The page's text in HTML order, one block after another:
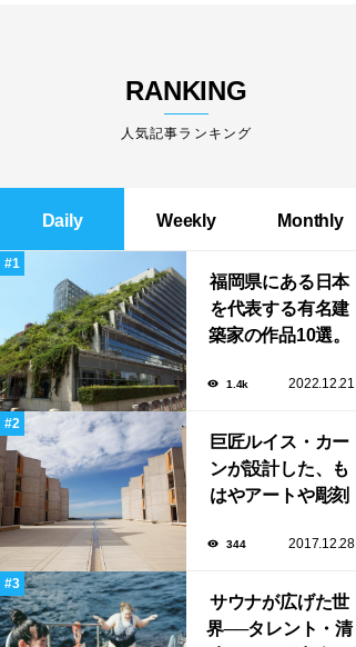
RANKING
人気記事ランキング
Daily Weekly Monthly
福岡県にある日本
を代表する有名建
築家の作品10選。
タバから磯崎新に
1.4k 2022.12.21
巨匠ルイス・カー
ンが設計した、も
はやアートや彫刻
研究所」。
344 2017.12.28
サウナが広げた世
界──タレント・清